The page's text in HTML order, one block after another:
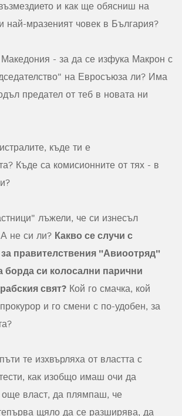
и как ще обясниш на
най-мразеният човек в България?
- за да се изфука Макрон с
на Евросъюза ли? Има
предател от теб в новата ни
къде ти е
Къде са комисионните от тях - в
лъжели, че си изнесъл
не си ли? Какво се случи с
правителствения "Авиоотряд"
борда си колосални парични
свят? Кой го смачка, кой
и го смени с по-удобен, за
те изхвърляха от властта с
как изобщо имаш очи да
още власт, да плямпаш, че
щяло да се разширява, да